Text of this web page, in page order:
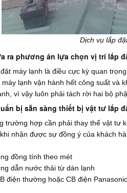
Dịch vụ lắp
ra phương án lựa chọn vị trí lắp
máy lạnh là điều cực kỳ quan
lạnh vận hành hết công suất và
vì vậy luôn phải tách rời hai bộ
bị sẵn sàng thiết bị vật tư lắp
trường hợp cần phải thay thế vật tư
nhận được sự đồng ý của khách
tính theo mét
nước thải từ dàn lạnh
thường hoặc CB điện Panasonic